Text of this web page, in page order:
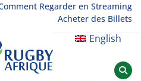
Regarder en Streaming
Acheter des Billets
English